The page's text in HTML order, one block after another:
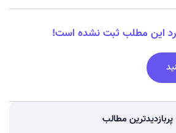
این مطلب ثبت نشده است!
پربازدیدترین مطالب